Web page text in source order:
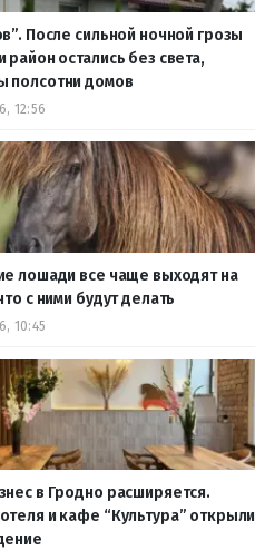
После сильной ночной грозы
район остались без света,
полсотни домов
12:56
лошади все чаще выходят на
с ними будут делать
10:45
в Гродно расширяется.
и кафе “Культура” открыли